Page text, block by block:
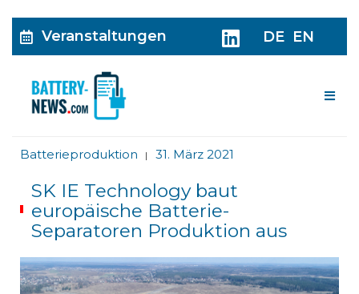
Veranstaltungen DE EN
Batterieproduktion | 31. März 2021
SK IE Technology baut
europäische Batterie-
Separatoren Produktion aus